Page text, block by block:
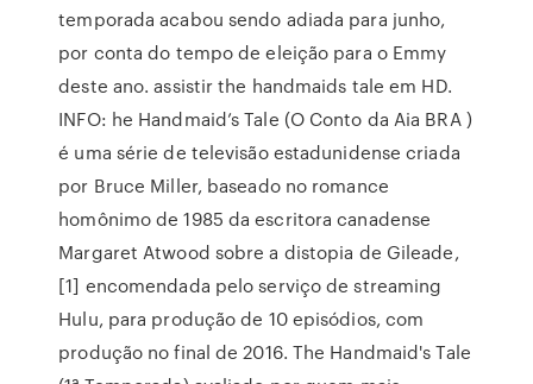
temporada acabou sendo adiada para junho,
por conta do tempo de eleição para o Emmy
deste ano. assistir the handmaids tale em HD.
INFO: he Handmaid’s Tale (O Conto da Aia BRA )
é uma série de televisão estadunidense criada
por Bruce Miller, baseado no romance
homônimo de 1985 da escritora canadense
Margaret Atwood sobre a distopia de Gileade,
[1] encomendada pelo serviço de streaming
Hulu, para produção de 10 episódios, com
produção no final de 2016. The Handmaid's Tale